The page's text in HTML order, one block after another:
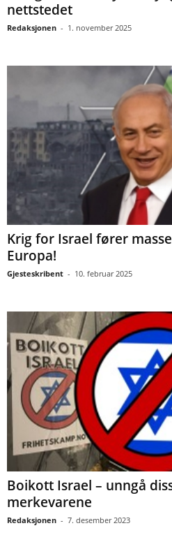
nettstedet
Redaksjonen - 1. november 2025
Krig for Israel fører
Europa!
Gjesteskribent - 10. februar 2025
Boikott Israel – unngå
merkevarene
Redaksjonen - 7. desember 2023